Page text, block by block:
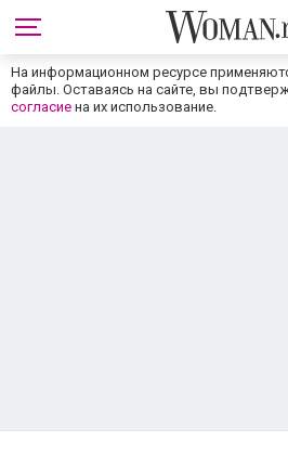
На информационном ресурсе
файлы. Оставаясь на сайте, вы
согласие на их использование.